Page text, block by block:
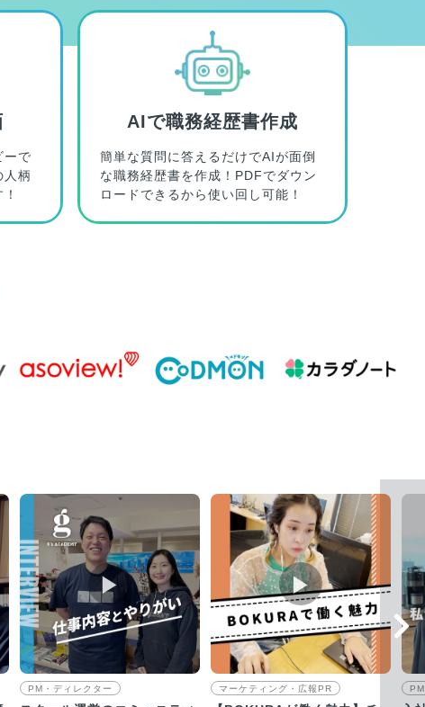
ーで
人柄
AIで職務経歴書作成
簡単な質問に答えるだけでAIが面倒
な職務経歴書を作成！PDFでダウン
ロードできるから使い回し可能！
▶︎
PM・ディレクター
▶︎
マーケティング・広報PR